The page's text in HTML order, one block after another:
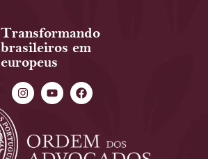
Transformando
brasileiros em
europeus